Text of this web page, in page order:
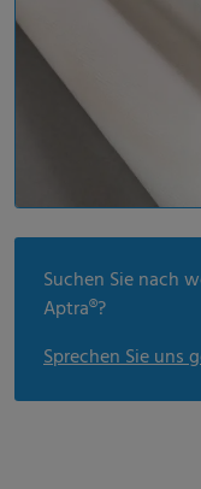
Suchen Sie nach
Aptra®?
Sprechen Sie uns